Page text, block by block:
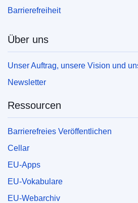
Barrierefreiheit
Über uns
Unser Auftrag, unsere Vision und
Newsletter
Ressourcen
Barrierefreies Veröffentlichen
Cellar
EU-Apps
EU-Vokabulare
EU-Webarchiv